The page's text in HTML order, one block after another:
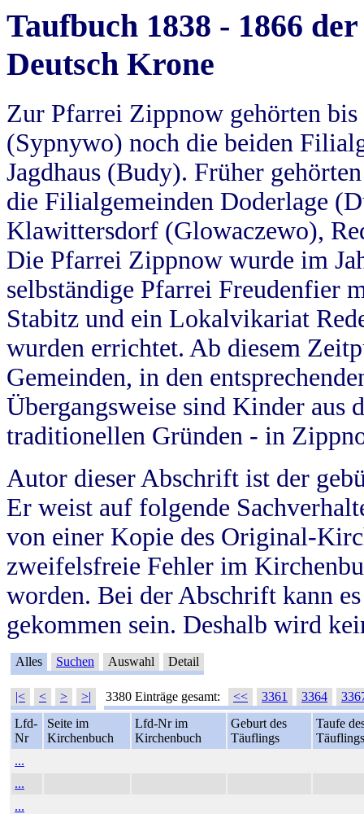
Taufbuch 1838 - 1866
Deutsch Krone
Zur Pfarrei Zippnow gehörten
(Sypnywo) noch die beiden
Jagdhaus (Budy). Früher
die Filialgemeinden Doderlage
Klawittersdorf (Glowaczewo),
Die Pfarrei Zippnow wurde im
selbständige Pfarrei Freudenfier
Stabitz und ein Lokalvikariat
wurden errichtet. Ab diesem
Gemeinden, in den
Übergangsweise sind Kinder aus
traditionellen Gründen - in
Autor dieser Abschrift ist der
Er weist auf folgende
von einer Kopie des Original-
zweifelsfreie Fehler im
worden. Bei der Abschrift kann
gekommen sein. Deshalb wird
Alles Suchen Auswahl Detail
|< < > >| 3380 Einträge gesamt: << 3361 3364
Lfd-
Nr
Seite im
Kirchenbuch
Lfd-Nr im
Kirchenbuch
Geburt des
Täuflings
Taufe
Täuflings
...
...
...